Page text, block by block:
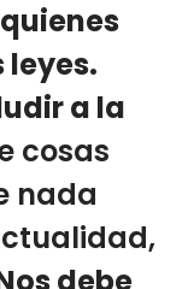
a la
cosas
nada